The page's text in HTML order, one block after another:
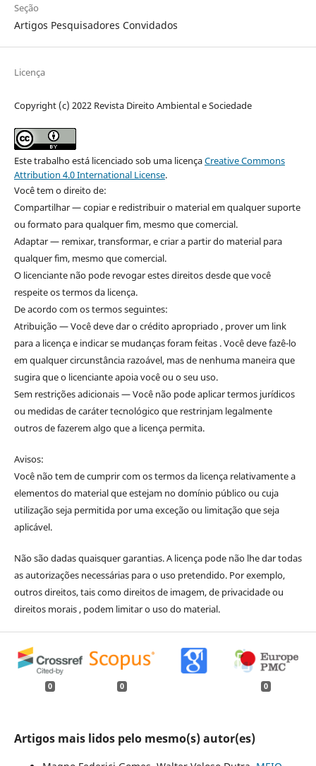
Seção
Artigos Pesquisadores Convidados
Licença
Copyright (c) 2022 Revista Direito Ambiental e Sociedade
Este trabalho está licenciado sob uma licençaCreative Commons
Attribution 4.0 International License.
Você tem o direito de:
Compartilhar — copiar e redistribuir o material em qualquer suporte
ou formato para qualquer fim, mesmo que comercial.
Adaptar — remixar, transformar, e criar a partir do material para
qualquer fim, mesmo que comercial.
O licenciante não pode revogar estes direitos desde que você
respeite os termos da licença.
De acordo com os termos seguintes:
Atribuição — Você deve dar o crédito apropriado , prover um link
para a licença e indicar se mudanças foram feitas . Você deve fazê-lo
em qualquer circunstância razoável, mas de nenhuma maneira que
sugira que o licenciante apoia você ou o seu uso.
Sem restrições adicionais — Você não pode aplicar termos jurídicos
ou medidas de caráter tecnológico que restrinjam legalmente
outros de fazerem algo que a licença permita.
Avisos:
Você não tem de cumprir com os termos da licença relativamente a
elementos do material que estejam no domínio público ou cuja
utilização seja permitida por uma exceção ou limitação que seja
aplicável.
Não são dadas quaisquer garantias. A licença pode não lhe dar todas
as autorizações necessárias para o uso pretendido. Por exemplo,
outros direitos, tais como direitos de imagem, de privacidade ou
direitos morais , podem limitar o uso do material.
0 0 0
Artigos mais lidos pelo mesmo(s) autor(es)